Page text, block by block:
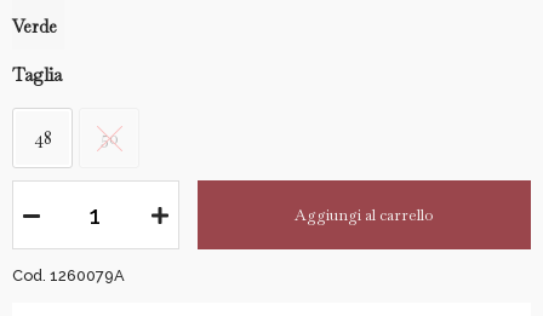
Verde
Taglia
48 50
Aggiungi al carrello
Cod. 1260079A